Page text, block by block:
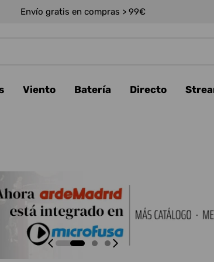
Envío gratis en compras > 99€
Viento Batería Directo